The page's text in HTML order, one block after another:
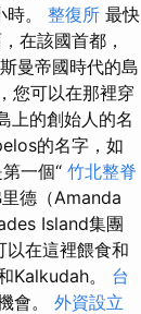
。 整復所 最快
在該國首都，
曼帝國時代的島
您可以在那裡穿
上的創始人的名
的名字，如
一個“ 竹北整脊
德（Amanda
Island集團
以在這裡餵食和
Kalkudah。 台
會。 外資設立